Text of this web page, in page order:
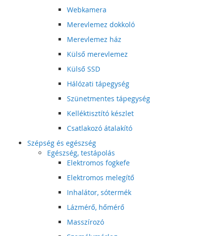
Webkamera
Merevlemez dokkoló
Merevlemez ház
Külső merevlemez
Külső SSD
Hálózati tápegység
Szünetmentes tápegység
Kelléktisztító készlet
Csatlakozó átalakító
Szépség és egészség
Egészség, testápolás
Elektromos fogkefe
Elektromos melegítő
Inhalátor, sótermék
Lázmérő, hőmérő
Masszírozó